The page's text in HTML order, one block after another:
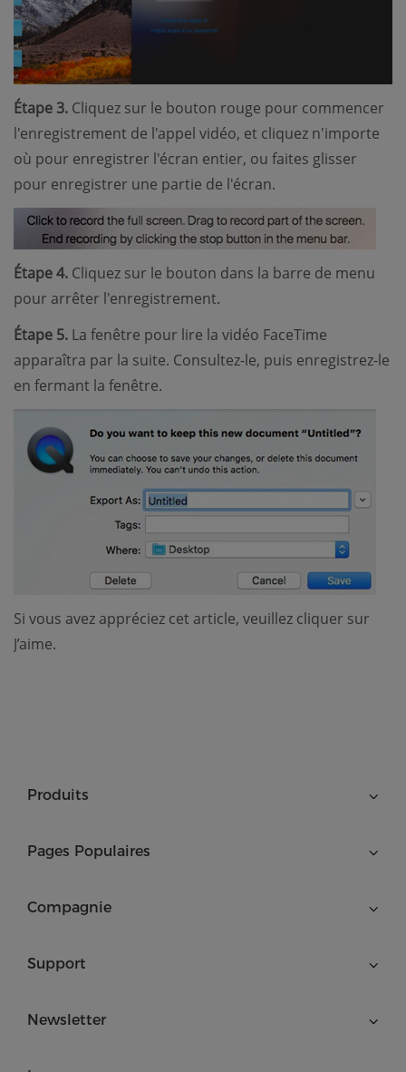
Étape 3. Cliquez sur le bouton rouge pour commencer
l'enregistrement de l'appel vidéo, et cliquez n'importe
où pour enregistrer l'écran entier, ou faites glisser
pour enregistrer une partie de l'écran.
Étape 4. Cliquez sur le bouton dans la barre de menu
pour arrêter l'enregistrement.
Étape 5. La fenêtre pour lire la vidéo FaceTime
apparaîtra par la suite. Consultez-le, puis enregistrez-le
en fermant la fenêtre.
Si vous avez appréciez cet article, veuillez cliquer sur
J’aime.
Produits
Pages Populaires
Compagnie
Support
Newsletter